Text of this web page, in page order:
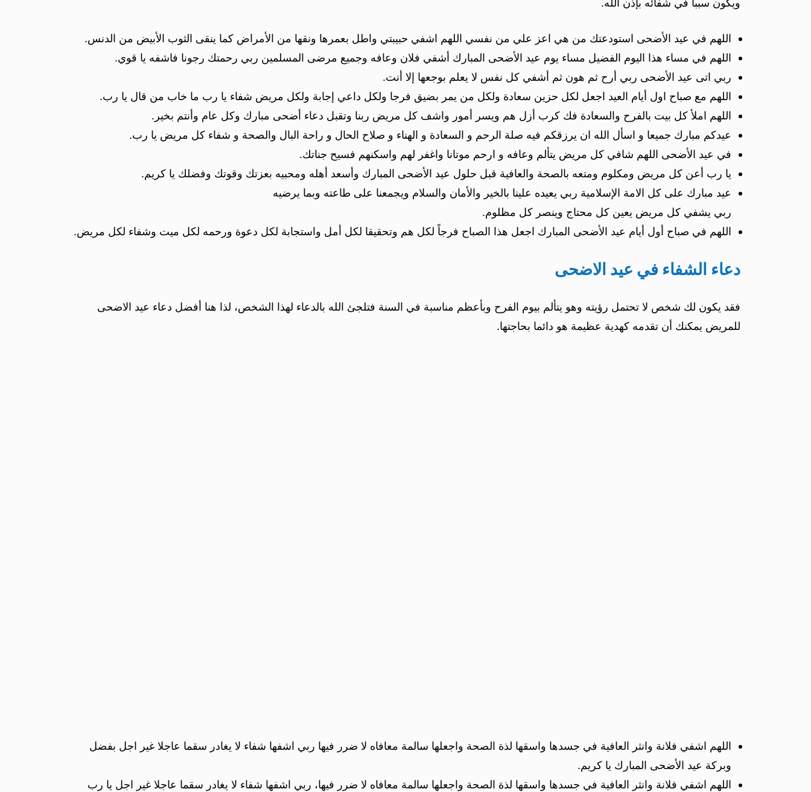
ويكون سببا في شفائه بإذن الله.
اللهم في عيد الأضحى استودعتك من هي اعز علي من نفسي اللهم اشفي حبيبتي واطل بعمرها ونقها من الأمراض كما ينقى الثوب الأبيض من الدنس.
اللهم في مساء هذا اليوم الفضيل مساء يوم عيد الأضحى المبارك أشفي فلان وعافه وجميع مرضى المسلمين ربي رحمتك رجونا فاشفه يا قوي.
ربي اتى عيد الأضحى ربي أرح ثم هون ثم أشفي كل نفس لا يعلم بوجعها إلا أنت.
اللهم مع صباح اول أيام العيد اجعل لكل حزين سعادة ولكل من يمر بضيق فرجا ولكل داعي إجابة ولكل مريض شفاء يا رب ما خاب من قال يا رب.
اللهم املأ كل بيت بالفرح والسعادة فك كرب أزل هم ويسر أمور واشف كل مريض ربنا وتقبل دعاء أضحى مبارك وكل عام وأنتم بخير.
عيدكم مبارك جميعا و اسأل الله ان يرزقكم فيه صلة الرحم و السعادة و الهناء و صلاح الحال و راحة البال والصحة و شفاء كل مريض يا رب.
في عيد الأضحى اللهم شافي كل مريض يتألم وعافه و ارحم موتانا واغفر لهم واسكنهم فسيح جناتك.
يا رب أعن كل مريض ومكلوم ومتعه بالصحة والعافية قبل حلول عيد الأضحى المبارك وأسعد أهله ومحبيه بعزتك وقوتك وفضلك يا كريم.
عيد مبارك على كل الامة الإسلامية ربي يعيده علينا بالخير والأمان والسلام ويجمعنا على طاعته وبما يرضيه
ربي يشفي كل مريض يعين كل محتاج وينصر كل مظلوم.
اللهم في صباح أول أيام عيد الأضحى المبارك اجعل هذا الصباح فرجاً لكل هم وتحقيقا لكل أمل واستجابة لكل دعوة ورحمه لكل ميت وشفاء لكل مريض.
دعاء الشفاء في عيد الاضحى
فقد يكون لك شخص لا تحتمل رؤيته وهو يتألم بيوم الفرح وبأعظم مناسبة في السنة فتلجئ الله بالدعاء لهذا الشخص، لذا هنا أفضل دعاء عيد الاضحى
للمريض يمكنك أن تقدمه كهدية عظيمة هو دائما بحاجتها.
اللهم اشفي فلانة وانثر العافية في جسدها واسقها لذة الصحة واجعلها سالمة معافاه لا ضرر فيها ربي اشفها شفاء لا يغادر سقما عاجلا غير اجل بفضل
وبركة عيد الأضحى المبارك يا كريم.
اللهم اشفي فلانة وانثر العافية في جسدها واسقها لذة الصحة واجعلها سالمة معافاه لا ضرر فيها، ربي اشفها شفاء لا يغادر سقما عاجلا غير اجل يا رب